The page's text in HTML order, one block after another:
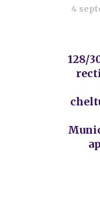
4
128/